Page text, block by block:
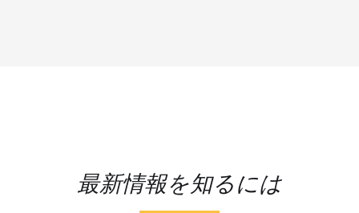
最新情報を知るには